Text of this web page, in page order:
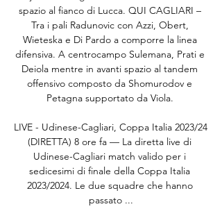
spazio al fianco di Lucca. QUI CAGLIARI –
Tra i pali Radunovic con Azzi, Obert,
Wieteska e Di Pardo a comporre la linea
difensiva. A centrocampo Sulemana, Prati e
Deiola mentre in avanti spazio al tandem
offensivo composto da Shomurodov e
Petagna supportato da Viola.
LIVE - Udinese-Cagliari, Coppa Italia 2023/24
(DIRETTA) 8 ore fa — La diretta live di
Udinese-Cagliari match valido per i
sedicesimi di finale della Coppa Italia
2023/2024. Le due squadre che hanno
passato ...